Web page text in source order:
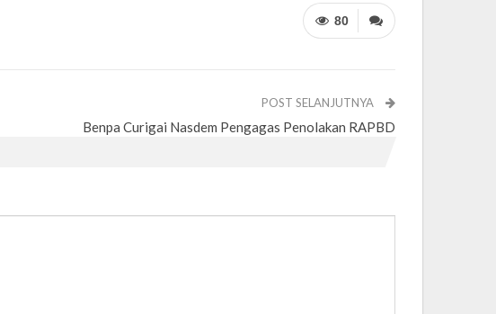
80
POST SELANJUTNYA
Benpa Curigai Nasdem Pengagas Penolakan RAPBD